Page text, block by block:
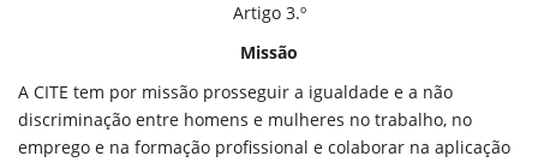
Artigo 3.º
Missão
A CITE tem por missão prosseguir a igualdade e a não
discriminação entre homens e mulheres no trabalho, no
emprego e na formação profissional e colaborar na aplicação